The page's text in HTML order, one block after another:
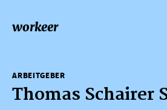
workeer
ARBEITGEBER
Thomas Schairer